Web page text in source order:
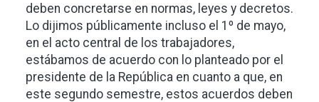
deben concretarse en normas, leyes y decretos.
Lo dijimos públicamente incluso el 1º de mayo,
en el acto central de los trabajadores,
estábamos de acuerdo con lo planteado por el
presidente de la República en cuanto a que, en
este segundo semestre, estos acuerdos deben